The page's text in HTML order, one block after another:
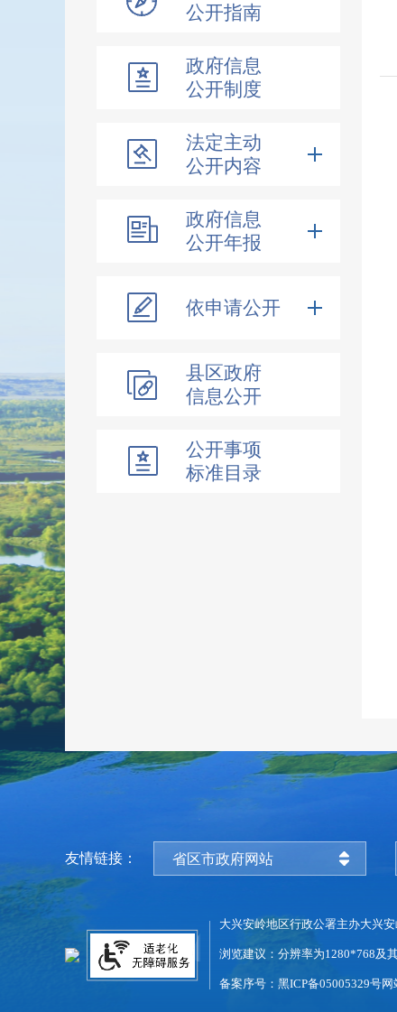
公开指南
政府信息
公开制度
法定主动
公开内容
政府信息
公开年报
依申请公开
县区政府
信息公开
公开事项
标准目录
友情链接： 省区市政府网站
大兴安岭地区行政公署主办大兴
浏览建议：分辨率为1280*768及
备案序号：黑ICP备05005329号网